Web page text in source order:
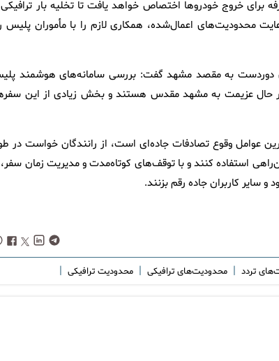
خروج خودروها اختصاص خواهد یافت تا تخلیه بار ترافیکی
محدودیت‌های اعمال‌شده، همکاری لازم را با مأموران پلیس
دوردست به مقصد مشهد گفت: بررسی سامانه‌های هوشمند
حال عزیمت به مشهد مقدس هستند و بخش زیادی از این
عوامل وقوع تصادفات جاده‌ای است، از رانندگان خواست در
استفاده کنند و با توقف‌های کوتاه‌مدت و مدیریت زمان سفر،
سایر کاربران جاده رقم بزنند.
تردد | محدودیت‌های ترافیکی | محدودیت ترافیکی |